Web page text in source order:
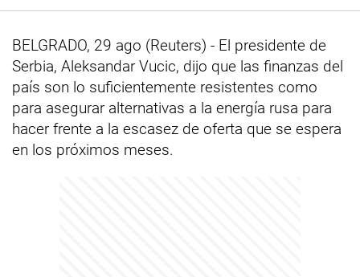
BELGRADO, 29 ago (Reuters) - El presidente de
Serbia, Aleksandar Vucic, dijo que las finanzas del
país son lo suficientemente resistentes como
para asegurar alternativas a la energía rusa para
hacer frente a la escasez de oferta que se espera
en los próximos meses.